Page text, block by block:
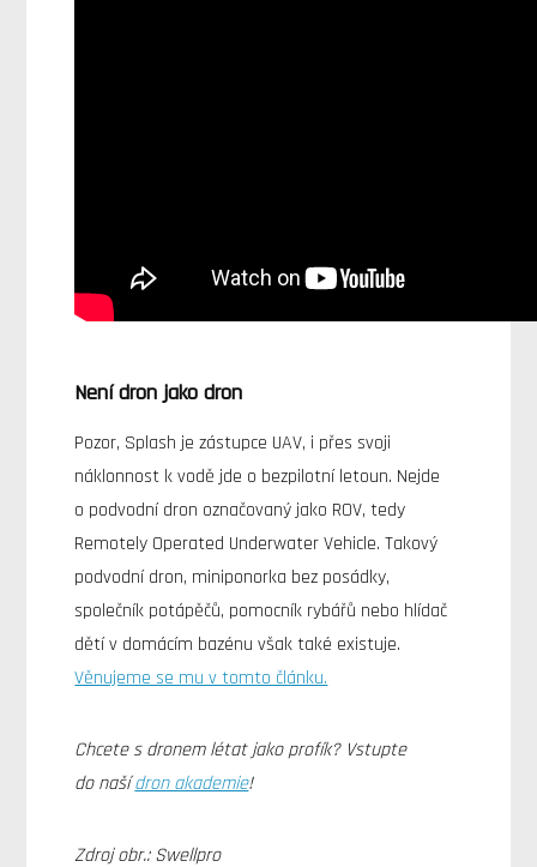
Není dron jako dron
Pozor, Splash je zástupce UAV, i přes svoji
náklonnost k vodě jde o bezpilotní letoun. Nejde
o podvodní dron označovaný jako ROV, tedy
Remotely Operated Underwater Vehicle. Takový
podvodní dron, miniponorka bez posádky,
společník potápěčů, pomocník rybářů nebo hlídač
dětí v domácím bazénu však také existuje.
Věnujeme se mu v tomto článku.
Chcete s dronem létat jako profík? Vstupte
do našídron akademie!
Zdroj obr.: Swellpro